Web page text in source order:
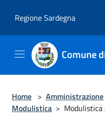
Regione Sardegna
Comune
Home > Amministrazione
Modulistica >